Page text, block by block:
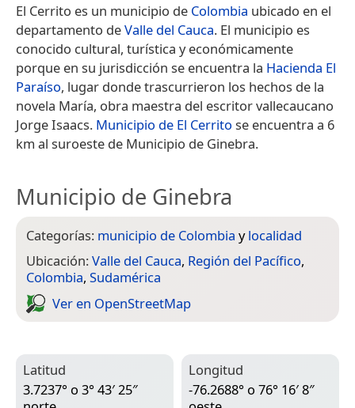
El Cerrito es un municipio de Colombia ubicado en el
departamento deValle del Cauca. El municipio es
conocido cultural, turística y económicamente
porque en su jurisdicción se encuentra la Hacienda El
Paraíso, lugar donde trascurrieron los hechos de la
novela María, obra maestra del escritor vallecaucano
Jorge Isaacs. Municipio de El Cerrito se encuentra a 6
km al suroeste de Municipio de Ginebra.
Municipio de Ginebra
Categorías: municipio de Colombia ylocalidad
Ubicación:Valle del Cauca, Región del Pacífico,
Colombia, Sudamérica
Ver en Open­Street­Map
Latitud
3.7237° o 3° 43′ 25″
Longitud
-76.2688° o 76° 16′ 8″